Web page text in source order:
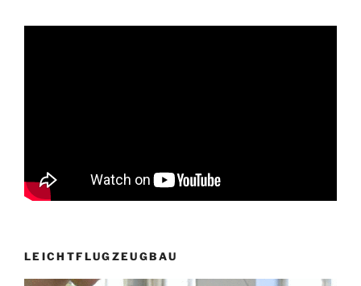
LEICHTFLUGZEUGBAU